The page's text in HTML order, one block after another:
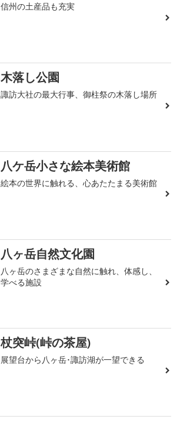
信州の土産品も充実
木落し公園
諏訪大社の最大行事、御柱祭の木落し場所
八ケ岳小さな絵本美術館
絵本の世界に触れる、心あたたまる美術館
八ヶ岳自然文化園
八ヶ岳のさまざまな自然に触れ、体感し、
学べる施設
杖突峠(峠の茶屋)
展望台から八ヶ岳･諏訪湖が一望できる